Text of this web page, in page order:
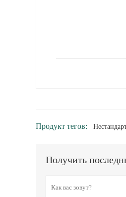
Продукт тегов:
Получить